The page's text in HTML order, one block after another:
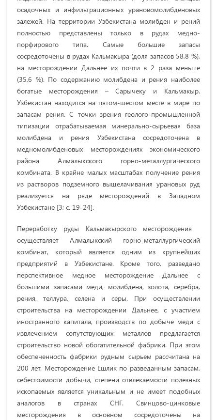
осадочных и инфильтрационных урановомолибденовых
залежей. На территории Узбекистана молибден и рений
полностью представлены только в рудах медно-
порфирового типа. Самые большие запасы
сосредоточены в рудах Кальмакыра (доля запасов 58,8 %),
на месторождении Дальнее их почти в 2 раза меньше
(35,6 %). По содержанию молибдена и рения наиболее
богатые месторождения – Сарычеку и Кальмакыр.
Узбекистан находится на пятом-шестом месте в мире по
запасам рения. С точки зрения геолого-промышленной
типизации отрабатываемая минерально-сырьевая база
молибдена и рения Узбекистана сосредоточена в
медномолибденовых месторождениях экономического
района Алмалыкского горно-металлургического
комбината. В крайне малых масштабах получение рения
из растворов подземного выщелачивания урановых руд
реализуется на ряде месторождений в Западном
Узбекистане [3; с. 19-24].
Переработку руды Кальмакырского месторождения
осуществляет Алмалыкский горно-металлургический
комбинат, который является одним из крупнейших
предприятий в Узбекистане. Кроме того, разведано
перспективное медное месторождение Дальнее с
большими запасами меди, молибдена, золота, серебра,
рения, теллура, селена и серы. При осуществлении
строительства на месторождении Дальнее, с участием
иностранного капитала, производств по добыче меди с
извлечением сопутствующих металлов предлагается
строительство новой обогатительной фабрики. При этом
обеспеченность фабрики рудным сырьем рассчитана на
200 лет. Месторождение Ёшлик по разведанным запасам,
себестоимости добычи, степени отвлекаемости полезных
ископаемых является уникальным и не имеет подобных
аналогов в странах СНГ. Свинцово-цинковые
месторождения в основном сосредоточены на